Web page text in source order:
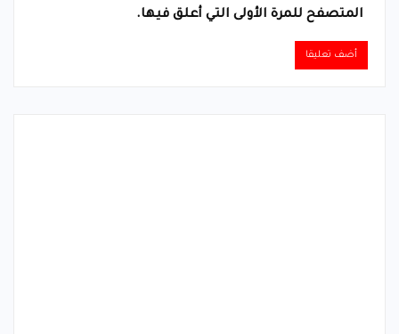
المتصفح للمرة الأولى التي أعلق فيها.